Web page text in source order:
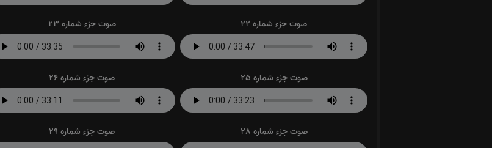
صوت جزء شماره 22 صوت جزء شماره 23
صوت جزء شماره 25 صوت جزء شماره 26
صوت جزء شماره 28 صوت جزء شماره 29